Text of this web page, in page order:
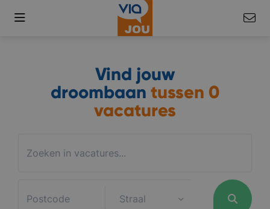
Vind jouw
droombaan tussen 0
vacatures